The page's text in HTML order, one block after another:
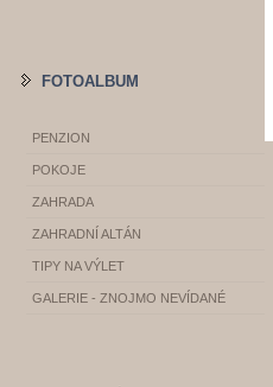
FOTOALBUM
PENZION
POKOJE
ZAHRADA
ZAHRADNÍ ALTÁN
TIPY NA VÝLET
GALERIE - ZNOJMO NEVÍDANÉ